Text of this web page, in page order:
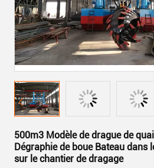
500m3 Modèle de drague de
Dégraphie de boue Bateau dans
sur le chantier de dragage